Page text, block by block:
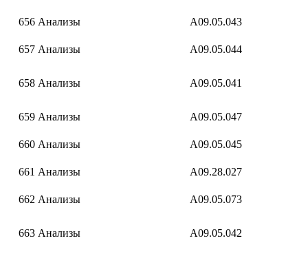
656 Анализы A09.05.043
657 Анализы A09.05.044
658 Анализы A09.05.041
659 Анализы A09.05.047
660 Анализы A09.05.045
661 Анализы A09.28.027
662 Анализы A09.05.073
663 Анализы A09.05.042